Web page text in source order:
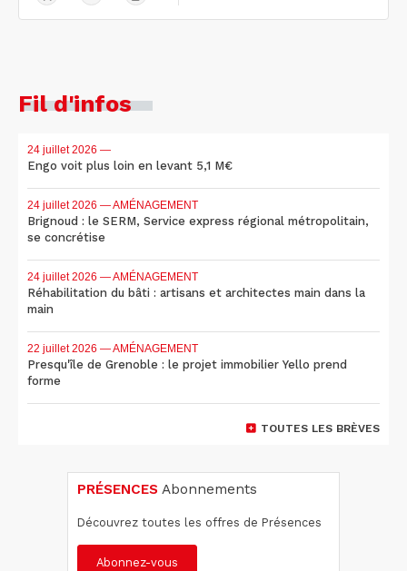
Fil d'infos
24 juillet 2026 —
Engo voit plus loin en levant 5,1 M€
24 juillet 2026 — AMÉNAGEMENT
Brignoud : le SERM, Service express régional métropolitain,
se concrétise
24 juillet 2026 — AMÉNAGEMENT
Réhabilitation du bâti : artisans et architectes main dans la
main
22 juillet 2026 — AMÉNAGEMENT
Presqu'île de Grenoble : le projet immobilier Yello prend
forme
TOUTES LES BRÈVES
PRÉSENCES Abonnements
Découvrez toutes les offres de Présences
Abonnez-vous